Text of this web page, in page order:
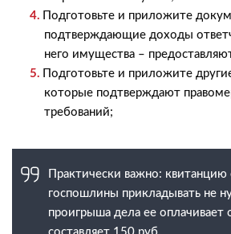
Подготовьте и приложите
подтверждающие доходы
него имущества –
Подготовьте и приложите
которые подтверждают
требований;
Практически важно: квитанцию
госпошлины прикладывать не
проигрыша дела ее оплачивает